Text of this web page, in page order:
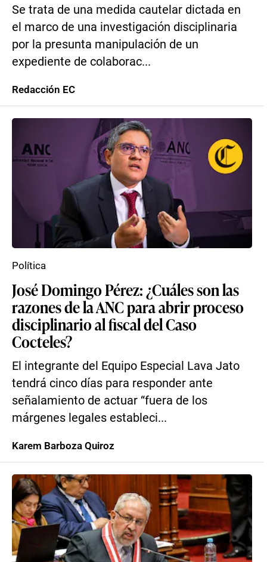
Se trata de una medida cautelar dictada en
el marco de una investigación disciplinaria
por la presunta manipulación de un
expediente de colaborac...
Redacción EC
José Domingo Pérez: ¿Cuáles son las
razones de la ANC para abrir proceso
disciplinario al fiscal del Caso
Cocteles?
El integrante del Equipo Especial Lava Jato
tendrá cinco días para responder ante
señalamiento de actuar “fuera de los
márgenes legales estableci...
Política
Karem Barboza Quiroz